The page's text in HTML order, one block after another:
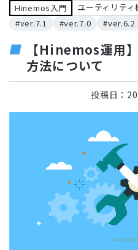
Hinemos入門 ユーティリティ
#ver.7.1
#ver.7.0 #ver.6.2
【Hinemos運用
方法について
投稿日：